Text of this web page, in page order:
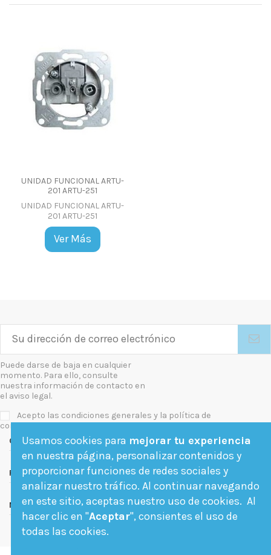
UNIDAD FUNCIONAL ARTU-
201 ARTU-251
UNIDAD FUNCIONAL ARTU-
201 ARTU-251
Ver Más
Puede darse de baja en cualquier
momento. Para ello, consulte
nuestra información de contacto en
el aviso legal.
Acepto las condiciones generales y la política de
confidencialidad
Contact us
Follow us
Newsletter
Usamos cookies para mejorar tu experiencia
en nuestra página, personalizar contenidos y
proporcionar funciones de redes sociales y
analizar nuestro tráfico. Al continuar navegando
en este sitio, aceptas nuestro uso de cookies. Al
hacer clic en "Aceptar", consientes el uso de
todas las cookies.